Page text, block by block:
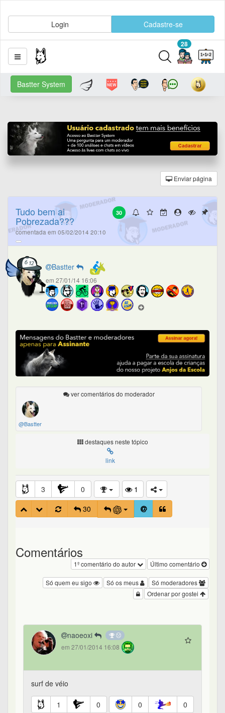
Login Cadastre-se
28
Bastter System
Enviar página
30
Tudo bem ai
Pobrezada???
comentada em 05/02/2014 20:10
Bastter
em 27/01/14 16:06
ver comentários do moderador
@Bastter
destaques neste tópico
link
3 0
1
30
Comentários
Último comentário
1º comentário do autor
Só moderadores
Só os meus
Só quem eu sigo
Ordenar por gostei
naoeoxi
em 27/01/2014 16:08
surf de véio
1 0 0 0